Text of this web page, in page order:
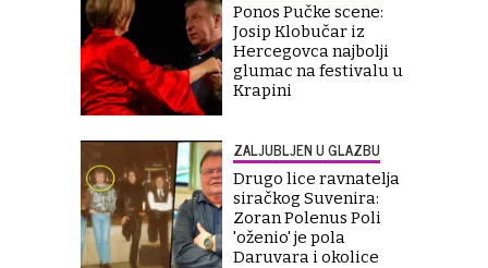
Ponos Pučke scene:
Josip Klobučar iz
Hercegovca najbolji
glumac na festivalu u
Krapini
ZALJUBLJEN U GLAZBU
Drugo lice ravnatelja
siračkog Suvenira:
Zoran Polenus Poli
'oženio' je pola
Daruvara i okolice